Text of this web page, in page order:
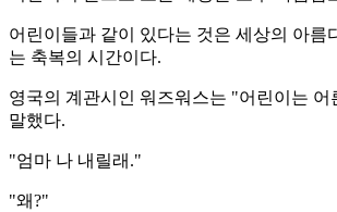
어린이들과 같이 있다는 것은 세상의 아름
는 축복의 시간이다.
영국의 계관시인 워즈워스는 "어린이는 어
말했다.
"엄마 나 내릴래."
"왜?"